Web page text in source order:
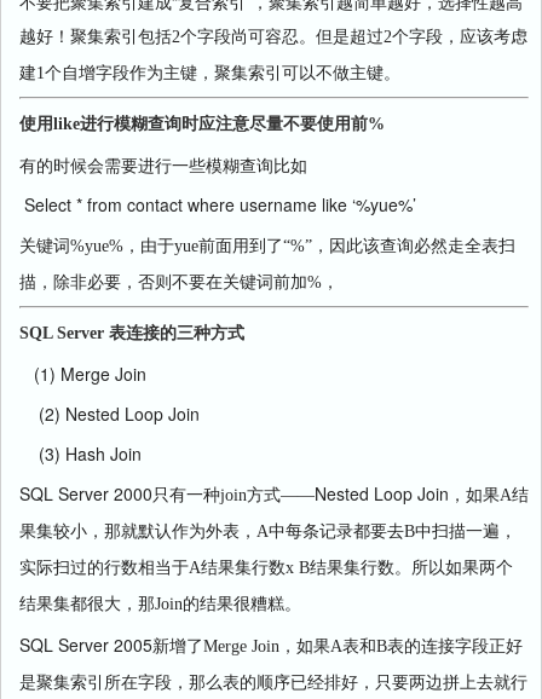
越好！聚集索引包括2个字段尚可容忍。但是超过2个字段，应该考虑
建1个自增字段作为主键，聚集索引可以不做主键。
使用like进行模糊查询时应注意尽量不要使用前%
有的时候会需要进行一些模糊查询比如
Select * from contact where username like ‘%yue%’
关键词%yue% ，由于yue前面用到了“%”，因此该查询必然走全表扫
描，除非必要，否则不要在关键词前加% ，
SQL Server 表连接的三种方式
(1) Merge Join
(2) Nested Loop Join
(3) Hash Join
SQL Server 2000只有一种join方式——Nested Loop Join ，如果A结
果集较小，那就默认作为外表， A中每条记录都要去B中扫描一遍，
实际扫过的行数相当于A结果集行数x B结果集行数。所以如果两个
结果集都很大，那Join的结果很糟糕。
SQL Server 2005新增了Merge Join ，如果A表和B表的连接字段正好
是聚集索引所在字段，那么表的顺序已经排好，只要两边拼上去就行